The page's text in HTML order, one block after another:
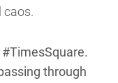
caos.
#TimesSquare.
through